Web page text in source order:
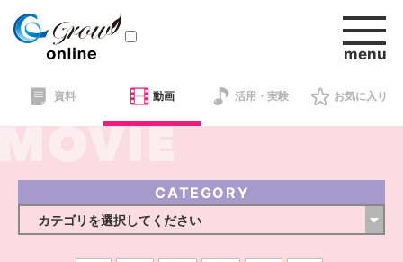
資料
動画
資料 動画 活用・実験 お気に入り
CATEGORY